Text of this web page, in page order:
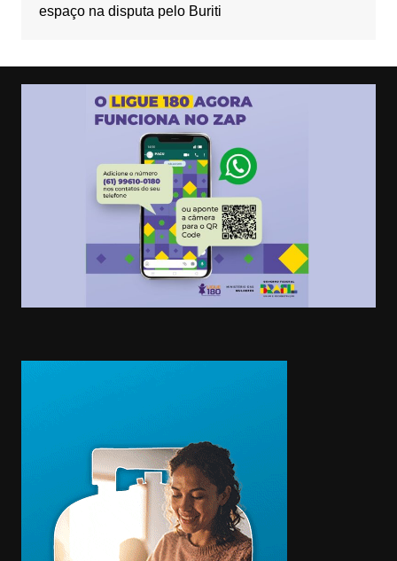
espaço na disputa pelo Buriti